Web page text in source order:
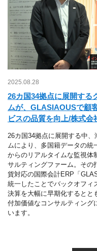
2025.08.28
26カ国34拠点に展開する
ムが、GLASIAOUSで顧
ビスの品質を向上/株式
26カ国34拠点に展開する中
ムにより、多国籍データの統
からのリアルタイムな監視体
サルティングファーム。その
貨対応の国際会計ERP「
統一したことでバックオフィ
決算を大幅に早期化するとと
付加価値なコンサルティング
います。